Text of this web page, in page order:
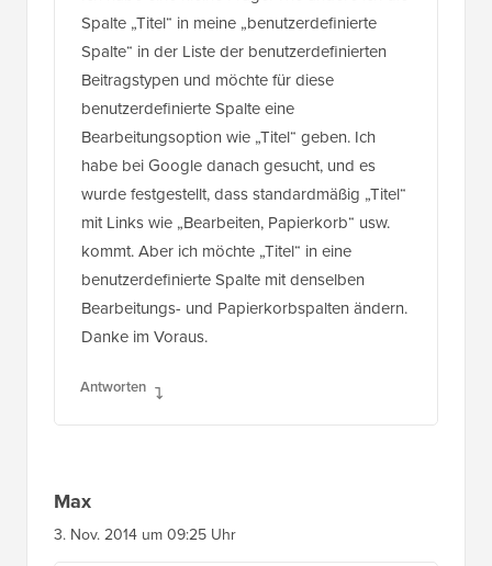
Spalte „Titel“ in meine „benutzerdefinierte
Spalte“ in der Liste der benutzerdefinierten
Beitragstypen und möchte für diese
benutzerdefinierte Spalte eine
Bearbeitungsoption wie „Titel“ geben. Ich
habe bei Google danach gesucht, und es
wurde festgestellt, dass standardmäßig „Titel“
mit Links wie „Bearbeiten, Papierkorb“ usw.
kommt. Aber ich möchte „Titel“ in eine
benutzerdefinierte Spalte mit denselben
Bearbeitungs- und Papierkorbspalten ändern.
Danke im Voraus.
Antworten
Max
3. Nov. 2014 um 09:25 Uhr